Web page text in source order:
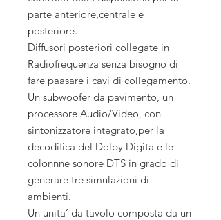
parte anteriore,centrale e
posteriore.
Diffusori posteriori collegate in
Radiofrequenza senza bisogno di
fare paasare i cavi di collegamento.
Un subwoofer da pavimento, un
processore Audio/Video, con
sintonizzatore integrato,per la
decodifica del Dolby Digita e le
colonnne sonore DTS in grado di
generare tre simulazioni di
ambienti.
Un unita’ da tavolo composta da un